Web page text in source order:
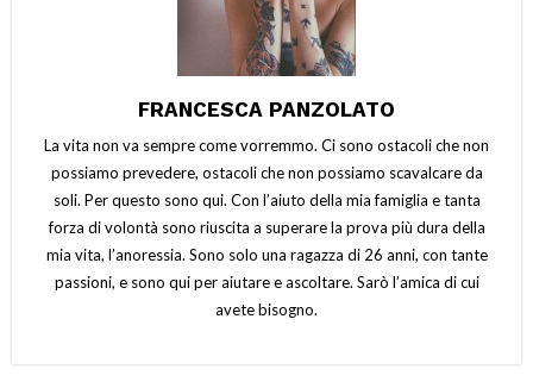
FRANCESCA PANZOLATO
La vita non va sempre come vorremmo. Ci sono ostacoli che non
possiamo prevedere, ostacoli che non possiamo scavalcare da
soli. Per questo sono qui. Con l’aiuto della mia famiglia e tanta
forza di volontà sono riuscita a superare la prova più dura della
mia vita, l’anoressia. Sono solo una ragazza di 26 anni, con tante
passioni, e sono qui per aiutare e ascoltare. Sarò l’amica di cui
avete bisogno.